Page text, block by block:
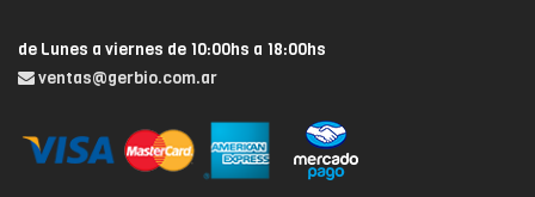
de Lunes a viernes de 10:00hs a 18:00hs
ventas@gerbio.com.ar